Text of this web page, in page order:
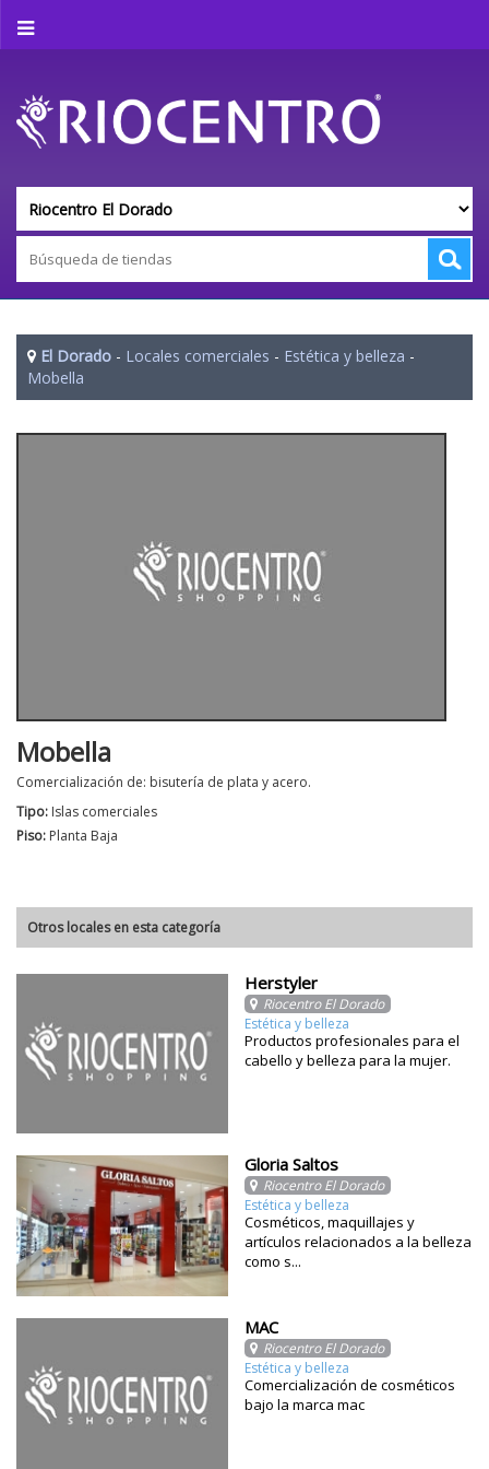
El Dorado - Locales comerciales - Estética y belleza -
Mobella
Mobella
Comercialización de: bisutería de plata y acero.
Tipo: Islas comerciales
Piso: Planta Baja
Otros locales en esta categoría
Herstyler
Riocentro El Dorado
Estética y belleza
Productos profesionales para el
cabello y belleza para la mujer.
Gloria Saltos
Riocentro El Dorado
Estética y belleza
Cosméticos, maquillajes y
artículos relacionados a la belleza
como s...
MAC
Riocentro El Dorado
Estética y belleza
Comercialización de cosméticos
bajo la marca mac